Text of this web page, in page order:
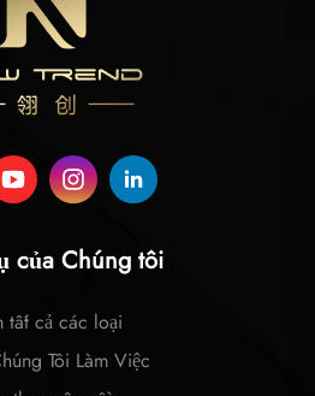
của Chúng tôi
tất cả các loại
Tôi Làm Việc